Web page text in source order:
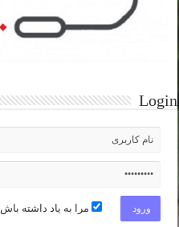
Login
مرا به یاد داشته باش